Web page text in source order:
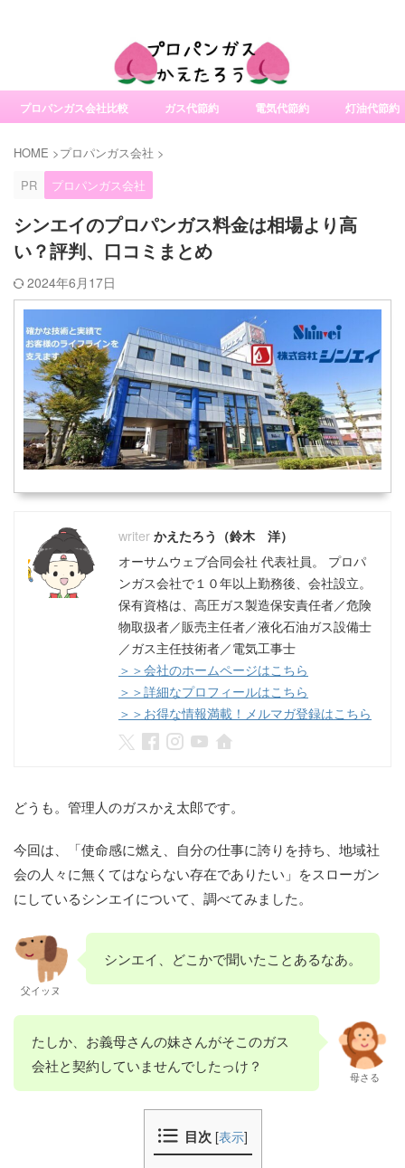
プロパンガス会社比較 ガス代節約 電気代節約 灯油代節約
HOME >プロパンガス会社 >
PR
プロパンガス会社
シンエイのプロパンガス料金は相場より高
い？評判、口コミまとめ
2024年6月17日
かえたろう（鈴木 洋）
オーサムウェブ合同会社 代表社員。 プロパ
ンガス会社で１０年以上勤務後、会社設立。
保有資格は、高圧ガス製造保安責任者／危険
物取扱者／販売主任者／液化石油ガス設備士
／ガス主任技術者／電気工事士
＞＞会社のホームページはこちら
＞＞詳細なプロフィールはこちら
＞＞お得な情報満載！メルマガ登録はこちら
どうも。管理人のガスかえ太郎です。
今回は、「使命感に燃え、自分の仕事に誇りを持ち、地域社
会の人々に無くてはならない存在でありたい」をスローガン
にしているシンエイについて、調べてみました。
父イッヌ
シンエイ、どこかで聞いたことあるなあ。
たしか、お義母さんの妹さんがそこのガス
会社と契約していませんでしたっけ？
母さる
目次 [表示]